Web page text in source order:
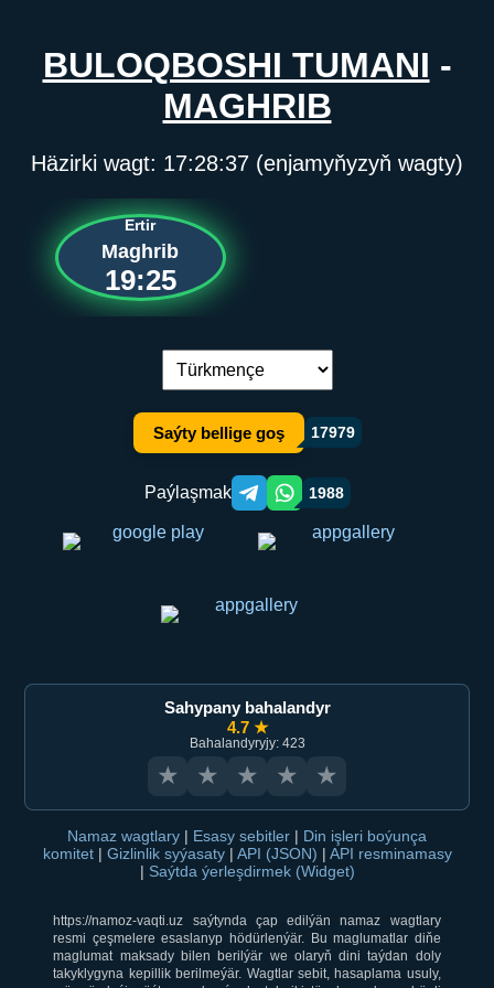
BULOQBOSHI TUMANI -
MAGHRIB
Häzirki wagt: 17:28:37 (enjamyňyzyň wagty)
Ertir
Maghrib
19:25
Dil çalşyryş:
Saýty bellige goş 17979
Paýlaşmak Telegram orqali ulashish
WhatsApp orqali ulashish
1988
Sahypany bahalandyr
4.7 ★
Bahalandyryjy: 423
★ ★ ★ ★ ★
Namaz wagtlary | Esasy sebitler | Din işleri boýunça
komitet | Gizlinlik syýasaty | API (JSON) | API resminamasy
| Saýtda ýerleşdirmek (Widget)
https://namoz-vaqti.uz saýtynda çap edilýän namaz wagtlary
resmi çeşmelere esaslanyp hödürlenýär. Bu maglumatlar diňe
maglumat maksady bilen berilýär we olaryň dini taýdan doly
takyklygyna kepillik berilmeýär. Wagtlar sebit, hasaplama usuly,